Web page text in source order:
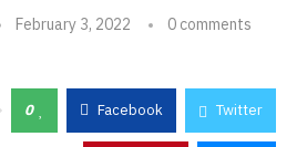
February 3, 2022
0 comments
0 Facebook Twitter